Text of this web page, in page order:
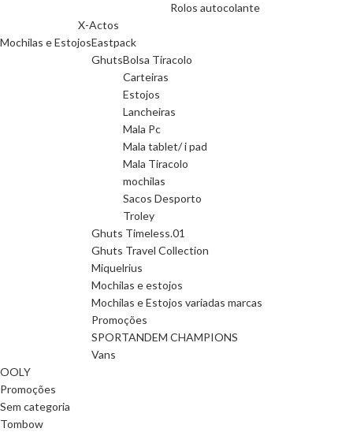
Rolos autocolante
X-Actos
Mochilas e EstojosEastpack
GhutsBolsa Tiracolo
Carteiras
Estojos
Lancheiras
Mala Pc
Mala tablet/ i pad
Mala Tiracolo
mochilas
Sacos Desporto
Troley
Ghuts Timeless.01
Ghuts Travel Collection
Miquelrius
Mochilas e estojos
Mochilas e Estojos variadas marcas
Promoções
SPORTANDEM CHAMPIONS
Vans
OOLY
Promoções
Sem categoria
Tombow